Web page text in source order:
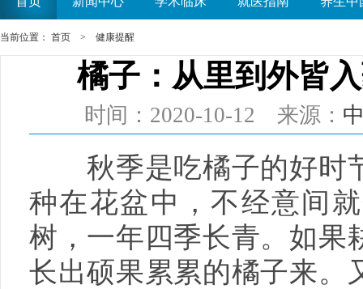
当前位置： 首页 > 健康提醒
橘子：从里到外皆
时间：2020-10-12 来源：
秋季是吃橘子的好时
种在花盆中，不经意间
树，一年四季长青。如果
长出硕果累累的橘子来。